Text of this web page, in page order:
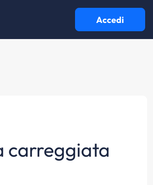
Accedi
carreggiata